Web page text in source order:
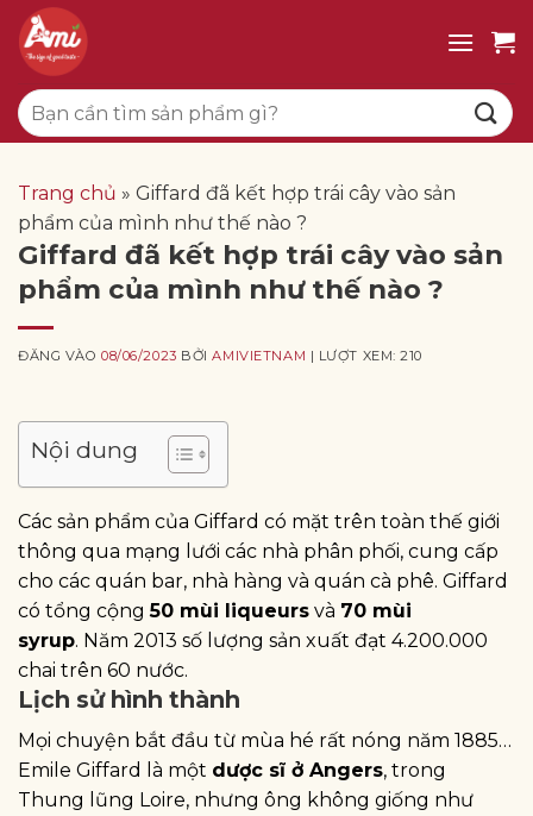
qua
dung
Tìm
kiếm:
Trang chủ » Giffard đã kết hợp trái cây vào sản
phẩm của mình như thế nào ?
Giffard đã kết hợp trái cây vào sản
phẩm của mình như thế nào ?
ĐĂNG VÀO08/06/2023 BỞIAMIVIETNAM | LƯỢT XEM: 210
Nội dung
Các sản phẩm của Giffard có mặt trên toàn thế giới
thông qua mạng lưới các nhà phân phối, cung cấp
cho các quán bar, nhà hàng và quán cà phê. Giffard
có tổng cộng50 mùi liqueurs và 70 mùi
syrup. Năm 2013 số lượng sản xuất đạt 4.200.000
chai trên 60 nước.
Lịch sử hình thành
Mọi chuyện bắt đầu từ mùa hé rất nóng năm 1885…
Emile Giffard là một dược sĩ ở Angers, trong
Thung lũng Loire, nhưng ông không giống như